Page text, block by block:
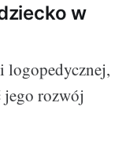
w
logopedycznej,
jego rozwój